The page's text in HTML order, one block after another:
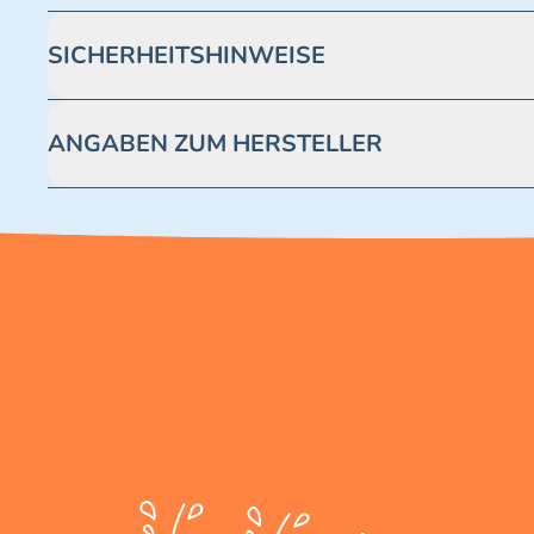
SICHERHEITSHINWEISE
ANGABEN ZUM HERSTELLER